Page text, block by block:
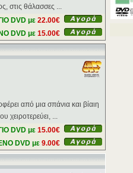
στις θάλασσες ...
DVD με 22.00€
DVD με 15.00€
από μια σπάνια και βίαιη
χειροτερεύει, ...
DVD με 15.00€
DVD με 9.00€